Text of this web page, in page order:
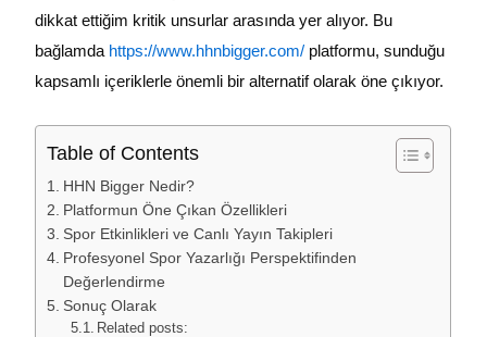
dikkat ettiğim kritik unsurlar arasında yer alıyor. Bu
bağlamda https://www.hhnbigger.com/ platformu, sunduğu
kapsamlı içeriklerle önemli bir alternatif olarak öne çıkıyor.
Table of Contents
HHN Bigger Nedir?
Platformun Öne Çıkan Özellikleri
Spor Etkinlikleri ve Canlı Yayın Takipleri
Profesyonel Spor Yazarlığı Perspektifinden
Değerlendirme
Sonuç Olarak
Related posts: